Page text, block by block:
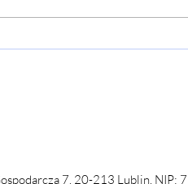
7, 20-213 Lublin, NIP: